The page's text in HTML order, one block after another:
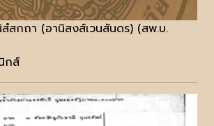
สกถา (อานิสงส์เวนสันดร) (สพ.บ.
กส์